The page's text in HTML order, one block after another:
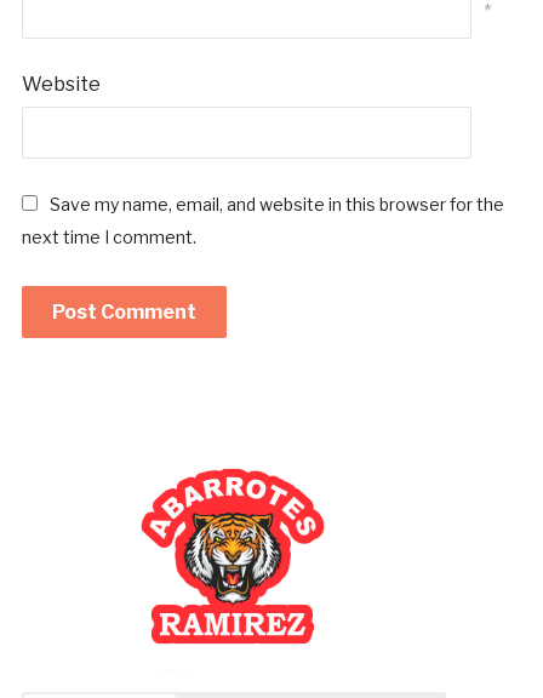
*
Website
Save my name, email, and website in this browser for the
next time I comment.